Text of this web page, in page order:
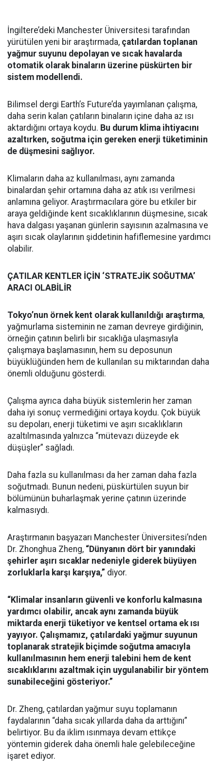
İngiltere’deki Manchester Üniversitesi tarafından
yürütülen yeni bir araştırmada, çatılardan toplanan
yağmur suyunu depolayan ve sıcak havalarda
otomatik olarak binaların üzerine püskürten bir
sistem modellendi.
Bilimsel dergi Earth’s Future’da yayımlanan çalışma,
daha serin kalan çatıların binaların içine daha az ısı
aktardığını ortaya koydu. Bu durum klima ihtiyacını
azaltırken, soğutma için gereken enerji tüketiminin
de düşmesini sağlıyor.
Klimaların daha az kullanılması, aynı zamanda
binalardan şehir ortamına daha az atık ısı verilmesi
anlamına geliyor. Araştırmacılara göre bu etkiler bir
araya geldiğinde kent sıcaklıklarının düşmesine, sıcak
hava dalgası yaşanan günlerin sayısının azalmasına ve
aşırı sıcak olaylarının şiddetinin hafiflemesine yardımcı
olabilir.
ÇATILAR KENTLER İÇİN ‘STRATEJİK SOĞUTMA’
ARACI OLABİLİR
Tokyo’nun örnek kent olarak kullanıldığı araştırma,
yağmurlama sisteminin ne zaman devreye girdiğinin,
örneğin çatının belirli bir sıcaklığa ulaşmasıyla
çalışmaya başlamasının, hem su deposunun
büyüklüğünden hem de kullanılan su miktarından daha
önemli olduğunu gösterdi.
Çalışma ayrıca daha büyük sistemlerin her zaman
daha iyi sonuç vermediğini ortaya koydu. Çok büyük
su depoları, enerji tüketimi ve aşırı sıcaklıkların
azaltılmasında yalnızca “mütevazı düzeyde ek
düşüşler” sağladı.
Daha fazla su kullanılması da her zaman daha fazla
soğutmadı. Bunun nedeni, püskürtülen suyun bir
bölümünün buharlaşmak yerine çatının üzerinde
kalmasıydı.
Araştırmanın başyazarı Manchester Üniversitesi’nden
Dr. Zhonghua Zheng, “Dünyanın dört bir yanındaki
şehirler aşırı sıcaklar nedeniyle giderek büyüyen
zorluklarla karşı karşıya,” diyor.
“Klimalar insanların güvenli ve konforlu kalmasına
yardımcı olabilir, ancak aynı zamanda büyük
miktarda enerji tüketiyor ve kentsel ortama ek ısı
yayıyor. Çalışmamız, çatılardaki yağmur suyunun
toplanarak stratejik biçimde soğutma amacıyla
kullanılmasının hem enerji talebini hem de kent
sıcaklıklarını azaltmak için uygulanabilir bir yöntem
sunabileceğini gösteriyor.”
Dr. Zheng, çatılardan yağmur suyu toplamanın
faydalarının “daha sıcak yıllarda daha da arttığını”
belirtiyor. Bu da iklim ısınmaya devam ettikçe
yöntemin giderek daha önemli hale gelebileceğine
işaret ediyor.